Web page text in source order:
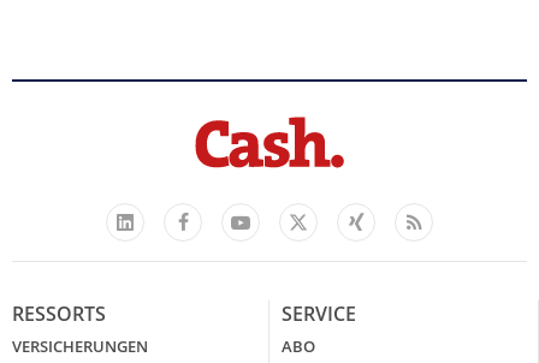
LinkedIn
FacebookYouTube
X
Xing Feed
RESSORTS
VERSICHERUNGEN
SERVICE
ABO